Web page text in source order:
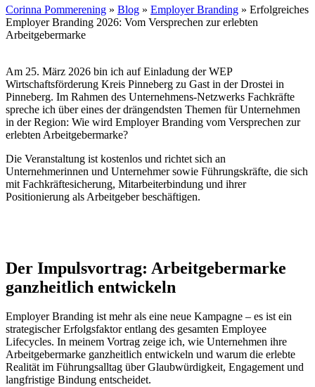
Corinna Pommerening » Blog » Employer Branding » Erfolgreiches
Employer Branding 2026: Vom Versprechen zur erlebten
Arbeitgebermarke
Am 25. März 2026 bin ich auf Einladung der WEP
Wirtschaftsförderung Kreis Pinneberg zu Gast in der Drostei in
Pinneberg. Im Rahmen des Unternehmens-Netzwerks Fachkräfte
spreche ich über eines der drängendsten Themen für Unternehmen
in der Region: Wie wird Employer Branding vom Versprechen zur
erlebten Arbeitgebermarke?
Die Veranstaltung ist kostenlos und richtet sich an
Unternehmerinnen und Unternehmer sowie Führungskräfte, die sich
mit Fachkräftesicherung, Mitarbeiterbindung und ihrer
Positionierung als Arbeitgeber beschäftigen.
Der Impulsvortrag: Arbeitgebermarke
ganzheitlich entwickeln
Employer Branding ist mehr als eine neue Kampagne – es ist ein
strategischer Erfolgsfaktor entlang des gesamten Employee
Lifecycles. In meinem Vortrag zeige ich, wie Unternehmen ihre
Arbeitgebermarke ganzheitlich entwickeln und warum die erlebte
Realität im Führungsalltag über Glaubwürdigkeit, Engagement und
langfristige Bindung entscheidet.